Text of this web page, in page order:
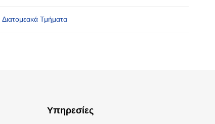
Διατομεακά Τμήματα
Υπηρεσίες